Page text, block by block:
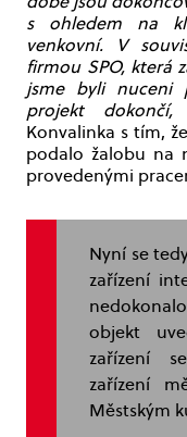
s ohledem na
venkovní. V
firmou SPO, která
jsme byli nuceni
projekt dokončí,
Konvalinka s tím,
podalo žalobu na
provedenými
Nyní se
zařízení
objekt
zařízení
zařízení
Městským